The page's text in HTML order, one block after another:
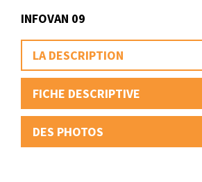
INFOVAN 09
LA DESCRIPTION
FICHE DESCRIPTIVE
DES PHOTOS